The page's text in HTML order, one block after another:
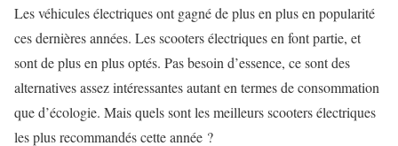
Les véhicules électriques ont gagné de plus en plus en popularité
ces dernières années. Les scooters électriques en font partie, et
sont de plus en plus optés. Pas besoin d’essence, ce sont des
alternatives assez intéressantes autant en termes de consommation
que d’écologie. Mais quels sont les meilleurs scooters électriques
les plus recommandés cette année ?